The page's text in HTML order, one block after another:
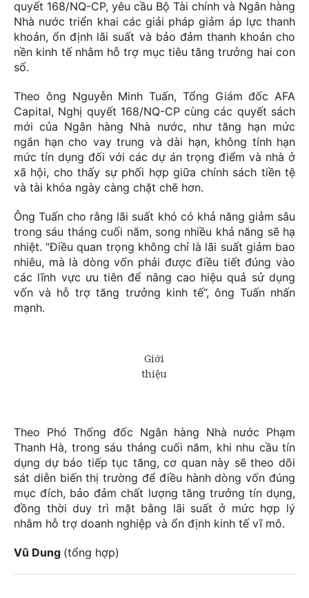
quyết 168/NQ-CP, yêu cầu Bộ Tài chính và Ngân hàng
Nhà nước triển khai các giải pháp giảm áp lực thanh
khoản, ổn định lãi suất và bảo đảm thanh khoản cho
nền kinh tế nhằm hỗ trợ mục tiêu tăng trưởng hai con
số.
Theo ông Nguyễn Minh Tuấn, Tổng Giám đốc AFA
Capital, Nghị quyết 168/NQ-CP cùng các quyết sách
mới của Ngân hàng Nhà nước, như tăng hạn mức
ngắn hạn cho vay trung và dài hạn, không tính hạn
mức tín dụng đối với các dự án trọng điểm và nhà ở
xã hội, cho thấy sự phối hợp giữa chính sách tiền tệ
và tài khóa ngày càng chặt chẽ hơn.
Ông Tuấn cho rằng lãi suất khó có khả năng giảm sâu
trong sáu tháng cuối năm, song nhiều khả năng sẽ hạ
nhiệt. “Điều quan trọng không chỉ là lãi suất giảm bao
nhiêu, mà là dòng vốn phải được điều tiết đúng vào
các lĩnh vực ưu tiên để nâng cao hiệu quả sử dụng
vốn và hỗ trợ tăng trưởng kinh tế”, ông Tuấn nhấn
mạnh.
Theo Phó Thống đốc Ngân hàng Nhà nước Phạm
Thanh Hà, trong sáu tháng cuối năm, khi nhu cầu tín
dụng dự báo tiếp tục tăng, cơ quan này sẽ theo dõi
sát diễn biến thị trường để điều hành dòng vốn đúng
mục đích, bảo đảm chất lượng tăng trưởng tín dụng,
đồng thời duy trì mặt bằng lãi suất ở mức hợp lý
nhằm hỗ trợ doanh nghiệp và ổn định kinh tế vĩ mô.
Vũ Dung (tổng hợp)